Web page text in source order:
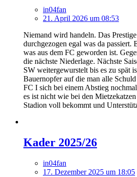
in04fan
21. April 2026 um 08:53
Niemand wird handeln. Das
durchgezogen egal was da passiert.
was aus dem FC geworden ist.
die nächste Niederlage. Nächste
SW weitergewurstelt bis es zu spät
Bauernopfer auf die man alle
FC I sich bei einem Abstieg
es ist nicht wie bei den
Stadion voll bekommt und
Kader 2025/26
in04fan
17. Dezember 2025 um 18:05